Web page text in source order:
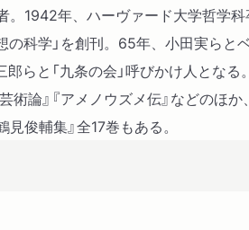
。1942年、ハーヴァード大学哲学
の科学」を創刊。65年、小田実らと
らと「九条の会」呼びかけ人となる
術論』『アメノウズメ伝』などのほ
俊輔集』全17巻もある。